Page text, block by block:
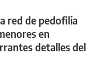
red de pedofilia
en
detalles del